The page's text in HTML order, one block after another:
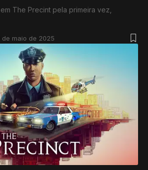
The Precint pela primeira vez,
de maio de 2025